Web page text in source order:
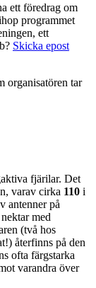
ett föredrag om
programmet
ett
Skicka epost
organisatören tar
fjärilar. Det
varav cirka 110 i
antenner på
med
(två hos
återfinns på den
ofta färgstarka
varandra över